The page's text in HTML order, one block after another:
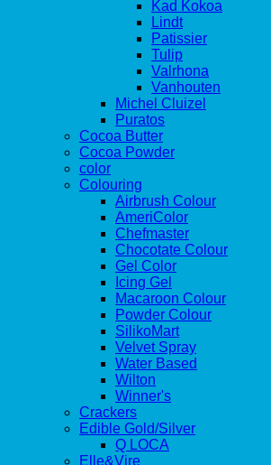
Kad Kokoa
Lindt
Patissier
Tulip
Valrhona
Vanhouten
Michel Cluizel
Puratos
Cocoa Butter
Cocoa Powder
color
Colouring
Airbrush Colour
AmeriColor
Chefmaster
Chocotate Colour
Gel Color
Icing Gel
Macaroon Colour
Powder Colour
SilikoMart
Velvet Spray
Water Based
Wilton
Winner's
Crackers
Edible Gold/Silver
Q LOCA
Elle&Vire